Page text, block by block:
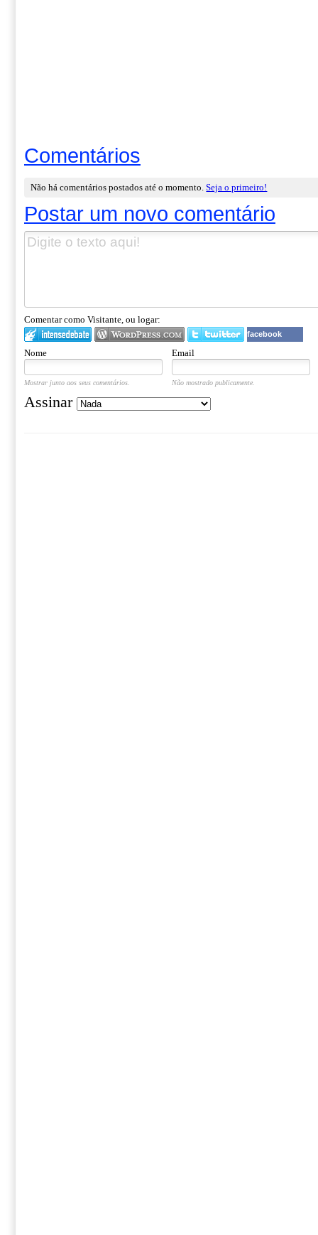
Comentários
Não há comentários postados até o momento.Seja o primeiro!
Postar um novo comentário
Comentar como Visitante, ou logar:
facebook
Nome Email
Mostrar junto aos seus comentários. Não mostrado publicamente.
Assinar